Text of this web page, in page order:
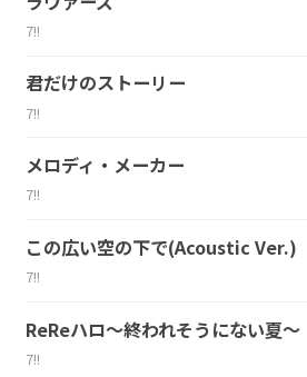
7!!
君だけのストーリー
7!!
メロディ・メーカー
7!!
この広い空の下で(Acoustic Ver.)
7!!
ReReハロ～終われそうにない夏～
7!!